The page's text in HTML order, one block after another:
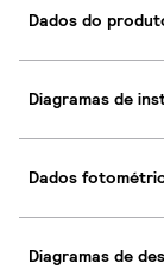
Dados do
Diagramas de
Dados
Diagramas de